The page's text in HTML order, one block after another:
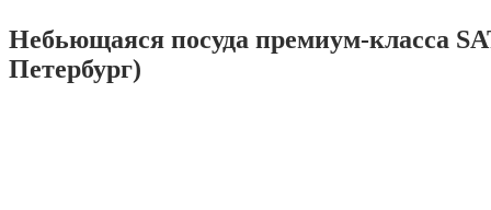
Небьющаяся посуда премиум-класса
Петербург)